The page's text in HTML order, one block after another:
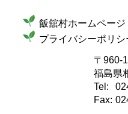
飯舘村ホームページ
プライバシーポリシ
〒960-
福島県
Tel:
Fax: